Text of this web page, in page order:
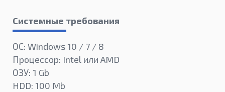
Системные требования
ОС: Windows 10 / 7 / 8
Процессор: Intel или AMD
ОЗУ: 1 Gb
HDD: 100 Mb